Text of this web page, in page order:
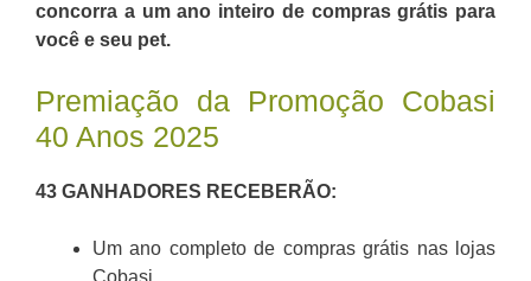
concorra a um ano inteiro de compras grátis para
você e seu pet.
Premiação da Promoção Cobasi
40 Anos 2025
43 GANHADORES RECEBERÃO:
Um ano completo de compras grátis nas lojas